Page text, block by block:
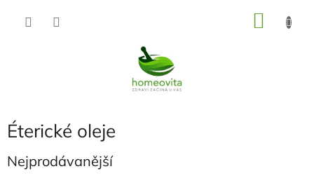
Éterické oleje
Nejprodávanější